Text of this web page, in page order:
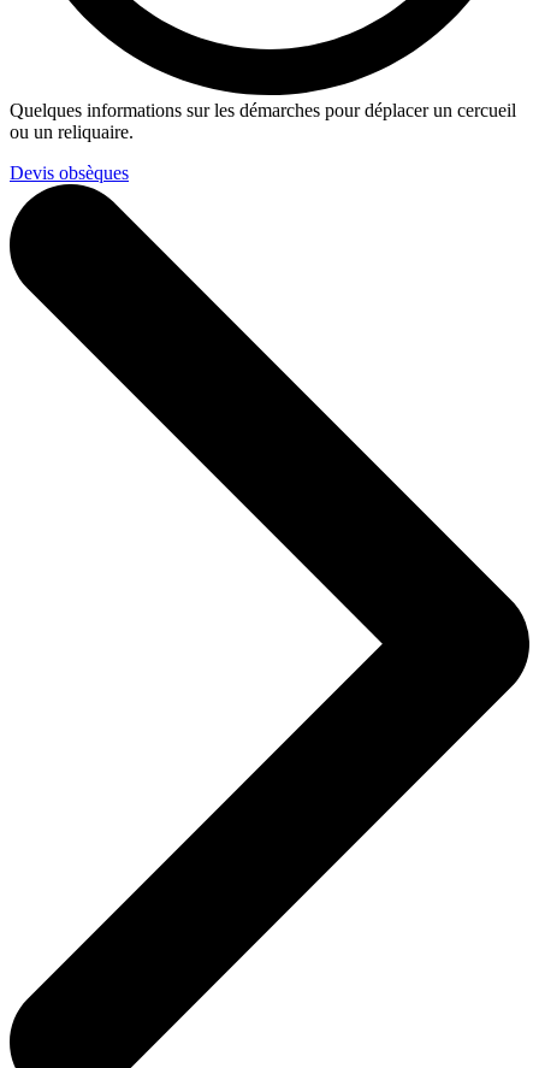
Quelques informations sur les démarches pour déplacer un cercueil
ou un reliquaire.
Devis obsèques